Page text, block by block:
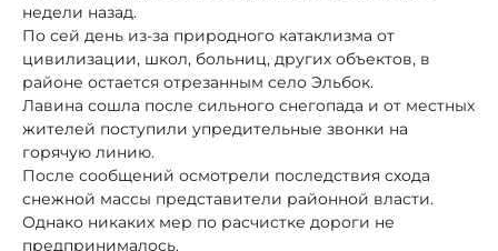
недели назад.
По сей день из-за природного катаклизма от
цивилизации, школ, больниц, других объектов, в
районе остается отрезанным село Эльбок.
Лавина сошла после сильного снегопада и от местных
жителей поступили упредительные звонки на
горячую линию.
После сообщений осмотрели последствия схода
снежной массы представители районной власти.
Однако никаких мер по расчистке дороги не
предпринималось.